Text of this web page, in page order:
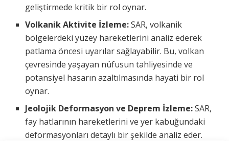
geliştirmede kritik bir rol oynar.
Volkanik Aktivite İzleme:SAR, volkanik
bölgelerdeki yüzey hareketlerini analiz ederek
patlama öncesi uyarılar sağlayabilir. Bu, volkan
çevresinde yaşayan nüfusun tahliyesinde ve
potansiyel hasarın azaltılmasında hayati bir rol
oynar.
Jeolojik Deformasyon ve Deprem İzleme:SAR,
fay hatlarının hareketlerini ve yer kabuğundaki
deformasyonları detaylı bir şekilde analiz eder.